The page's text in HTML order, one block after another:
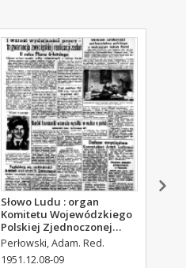
Słowo Ludu : organ
Komitetu Wojewódzkiego
Polskiej Zjednoczonej
Partii Robotniczej, 1951,
R.3, nr 317
Perłowski, Adam. Red.
1951.12.08-09